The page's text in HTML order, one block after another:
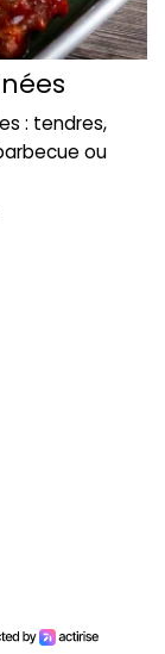
: tendres,
ou